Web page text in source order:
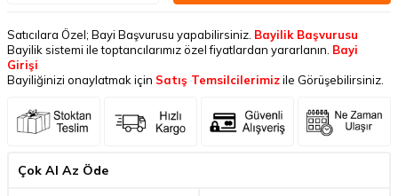
Satıcılara Özel; Bayi Başvurusu yapabilirsiniz. Bayilik Başvurusu
Bayilik sistemi ile toptancılarımız özel fiyatlardan yararlanın. Bayi
Girişi
Bayiliğinizi onaylatmak için Satış Temsilcilerimizile Görüşebilirsiniz.
Çok Al Az Öde